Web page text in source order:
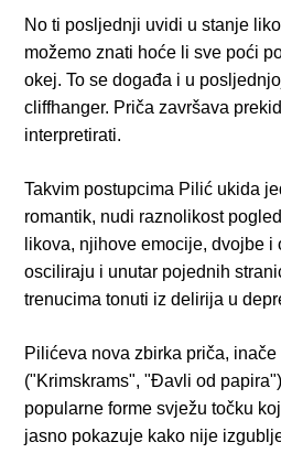
No ti posljednji uvidi u stanje
možemo znati hoće li sve poći
okej. To se događa i u
cliffhanger. Priča završava
interpretirati.
Takvim postupcima Pilić ukida
romantik, nudi raznolikost
likova, njihove emocije, dvojbe
osciliraju i unutar pojednih
trenucima tonuti iz delirija u
Pilićeva nova zbirka priča,
("Krimskrams", "Ðavli od
popularne forme svježu točku
jasno pokazuje kako nije